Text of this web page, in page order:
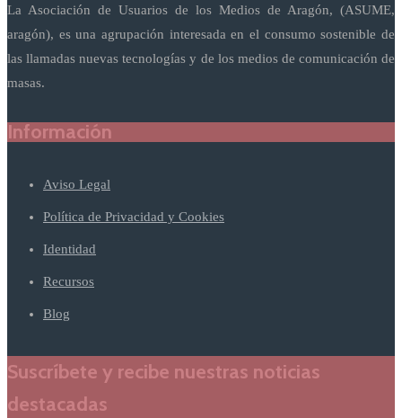
La Asociación de Usuarios de los Medios de Aragón, (ASUME,
aragón), es una agrupación interesada en el consumo sostenible de
las llamadas nuevas tecnologías y de los medios de comunicación de
masas.
Información
Aviso Legal
Política de Privacidad y Cookies
Identidad
Recursos
Blog
Suscríbete y recibe nuestras noticias
destacadas